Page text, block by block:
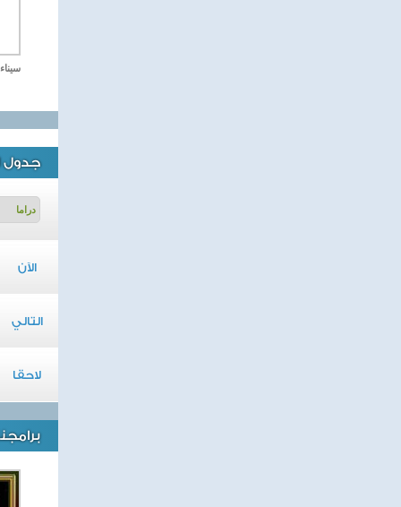
سيناء 2018 العملية
جدول
الآن
التالي
لاحقا